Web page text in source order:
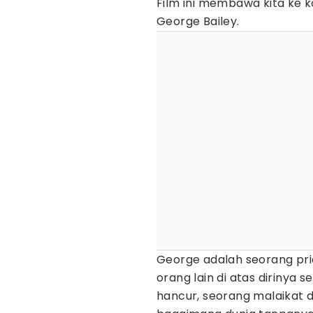
George Bailey.
George adalah seorang
orang lain di atas dirinya
hancur, seorang malaikat